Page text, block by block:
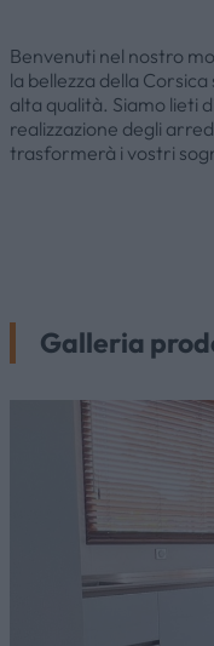
Benvenuti nel nostro
la bellezza della
alta qualità. Siamo lieti
realizzazione degli
trasformerà i vostri
Galleria